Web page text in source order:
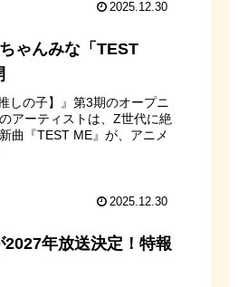
2025.12.30
ゃんみな「TEST
しの子】』第3期のオープニ
アーティストは、Z世代に絶
曲『TEST ME』が、アニメ
2025.12.30
年放送決定！特報